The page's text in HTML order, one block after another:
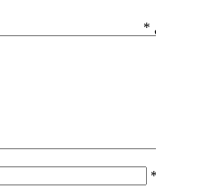
التعليق *
*